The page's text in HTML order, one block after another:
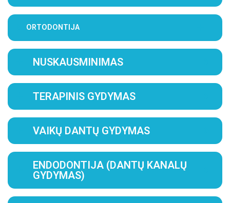
ORTODONTIJA
NUSKAUSMINIMAS
TERAPINIS GYDYMAS
VAIKŲ DANTŲ GYDYMAS
ENDODONTIJA (DANTŲ KANALŲ
GYDYMAS)